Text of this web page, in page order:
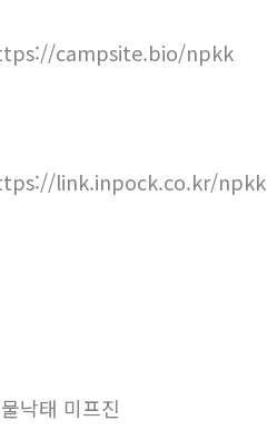
campsite.bio/npkk
link.inpock.co.kr/npkk
낙태 미프진